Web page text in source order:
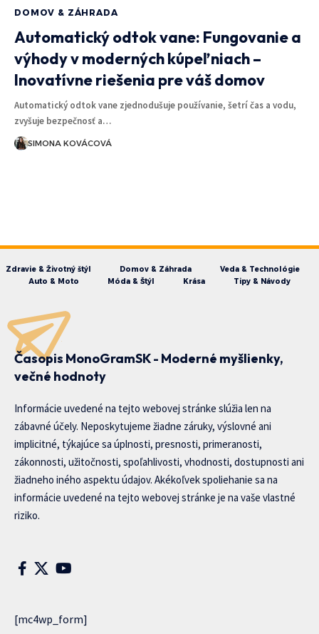
DOMOV & ZÁHRADA
Automatický odtok vane: Fungovanie a
výhody v moderných kúpeľniach –
Inovatívne riešenia pre váš domov
Automatický odtok vane zjednodušuje používanie, šetrí čas a vodu,
zvyšuje bezpečnosť a…
SIMONA KOVÁCOVÁ
Zdravie & Životný štýl Domov & Záhrada
Veda & Technológie
Auto & Moto
Móda & Štýl Krása Tipy & Návody
Časopis MonoGramSK - Moderné myšlienky,
večné hodnoty
Informácie uvedené na tejto webovej stránke slúžia len na
zábavné účely. Neposkytujeme žiadne záruky, výslovné ani
implicitné, týkajúce sa úplnosti, presnosti, primeranosti,
zákonnosti, užitočnosti, spoľahlivosti, vhodnosti, dostupnosti ani
žiadneho iného aspektu údajov. Akékoľvek spoliehanie sa na
informácie uvedené na tejto webovej stránke je na vaše vlastné
riziko.
[mc4wp_form]